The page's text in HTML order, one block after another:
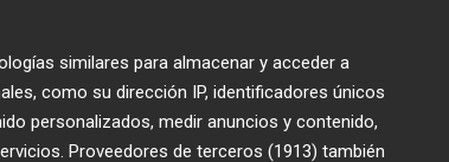
Últimas
1 El cambio
revela la
europea
con el
práctica que permiten a
similares para almacenar y acceder a
como su dirección IP, identificadores únicos
personalizados, medir anuncios y contenido,
Proveedores de terceros (1913) también